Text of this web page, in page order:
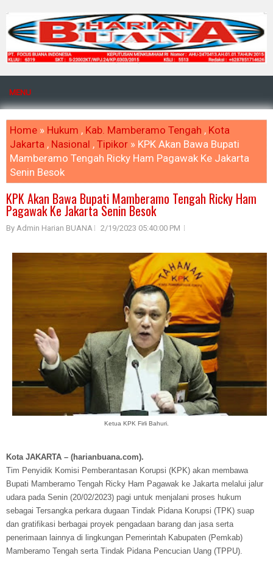
MENU
Home » Hukum , Kab. Mamberamo Tengah , Kota
Jakarta , Nasional , Tipikor » KPK Akan Bawa Bupati
Mamberamo Tengah Ricky Ham Pagawak Ke Jakarta
Senin Besok
KPK Akan Bawa Bupati Mamberamo Tengah Ricky Ham
Pagawak Ke Jakarta Senin Besok
By Admin Harian BUANA 2/19/2023 05:40:00 PM
Ketua KPK Firli Bahuri.
Kota JAKARTA – (harianbuana.com).
Tim Penyidik Komisi Pemberantasan Korupsi (KPK) akan membawa
Bupati Mamberamo Tengah Ricky Ham Pagawak ke Jakarta melalui jalur
udara pada Senin (20/02/2023) pagi untuk menjalani proses hukum
sebagai Tersangka perkara dugaan Tindak Pidana Korupsi (TPK) suap
dan gratifikasi berbagai proyek pengadaan barang dan jasa serta
penerimaan lainnya di lingkungan Pemerintah Kabupaten (Pemkab)
Mamberamo Tengah serta Tindak Pidana Pencucian Uang (TPPU).